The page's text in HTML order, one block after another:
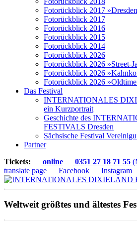
Fotorückblick 2017
Fotorückblick 2017
Fotorückblick 2016
Fotorückblick 2015
Fotorückblick 2014
Fotorückblick 2026
Fotorückblick 2026 »Street-
Fotorückblick 2026
Fotorückblick 2026
Das Festival
INTERNATIONALES
ein Kurzportrait
Geschichte des
FESTIVALS Dresden
Sächsische Festival
Partner
Tickets:
online 0351 27 18 71 55
translate page
Facebook Instagram
Weltweit größtes und ältestes